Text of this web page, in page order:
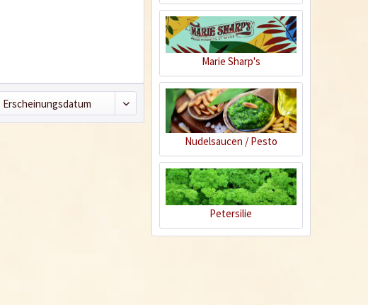
Marie Sharp's
Nudelsaucen / Pesto
Petersilie